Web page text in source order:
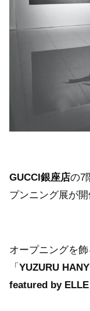
GUCCI銀座店の7
プンニング展が
オープニングを
「 YUZURU
featured by ELLE